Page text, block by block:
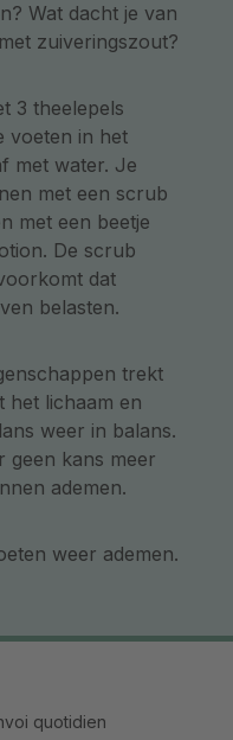
Wat dacht je van
zuiveringszout?
3 theelepels
voeten in het
met water. Je
met een scrub
met een beetje
De scrub
dat
belasten.
trekt
het lichaam en
weer in balans.
geen kans meer
ademen.
weer ademen.
quotidien